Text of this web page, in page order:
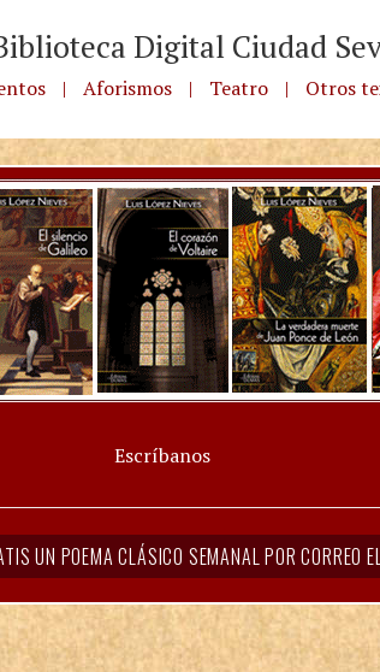
Digital Ciudad
| Aforismos | Teatro | Otros
Escríbanos
UN POEMA CLÁSICO SEMANAL POR CORREO